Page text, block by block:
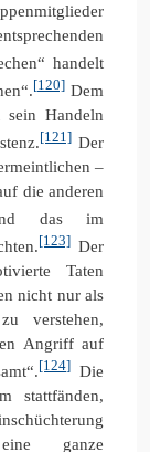
handelt
[120]Dem
Handeln
[121] Der
–
die anderen
das im
[123] Der
Taten
nicht nur als
verstehen,
Angriff auf
[124] Die
stattfänden,
ganze